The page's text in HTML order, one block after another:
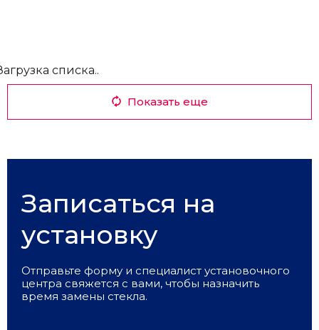
списка..
Показать еще
Записаться на
установку
Отправьте форму и специалист установочного
центра свяжется с вами, чтобы назначить
время замены стекла.